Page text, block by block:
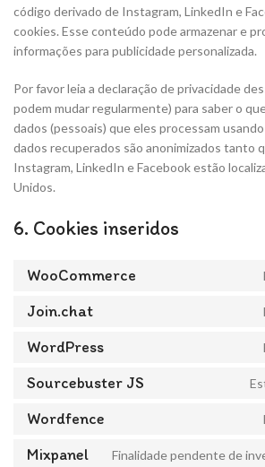
código derivado de Instagram, LinkedIn e
cookies. Esse conteúdo pode armazenar e
informações para publicidade personalizada.
Por favor leia a declaração de privacidade
podem mudar regularmente) para saber o
dados (pessoais) que eles processam
dados recuperados são anonimizados tanto
Instagram, LinkedIn e Facebook estão
Unidos.
6. Cookies inseridos
WooCommerce
Join.chat
WordPress
Sourcebuster JS
Wordfence
Mixpanel Finalidade pendente de